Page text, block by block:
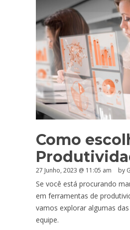
Como
27 Junho, 2023 @ 11:05 am by
Se você está procurando
em ferramentas de
vamos explorar algumas
equipe.